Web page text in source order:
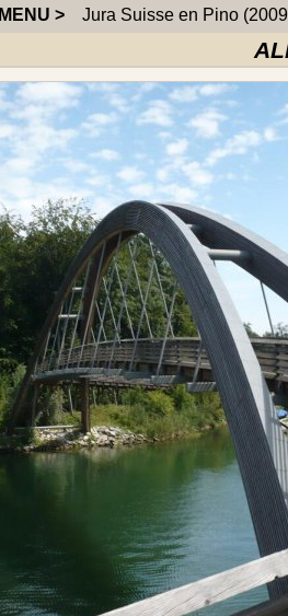
MENU > Jura Suisse en Pino